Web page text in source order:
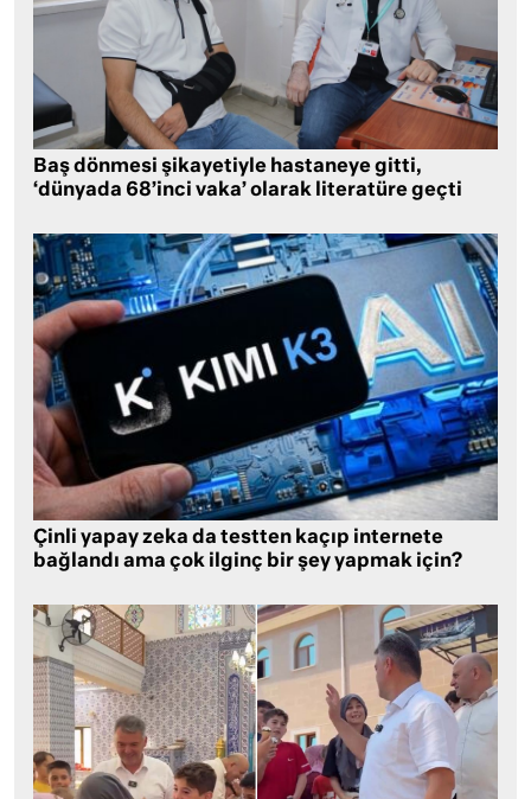
Baş dönmesi şikayetiyle hastaneye gitti,
‘dünyada 68’inci vaka’ olarak literatüre geçti
Çinli yapay zeka da testten kaçıp internete
bağlandı ama çok ilginç bir şey yapmak için?